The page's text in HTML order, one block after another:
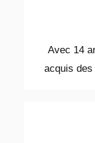
Avec 14
acquis des